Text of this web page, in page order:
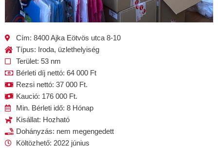
Cím: 8400 Ajka Eötvös utca 8-10
Típus: Iroda, üzlethelyiség
Terület: 53 nm
Bérleti díj nettó: 64 000 Ft
Rezsi nettó: 37 000 Ft.
Kaució: 176 000 Ft.
Min. Bérleti idő: 8 Hónap
Kisállat: Hozható
Dohányzás: nem megengedett
Költözhető: 2022 június